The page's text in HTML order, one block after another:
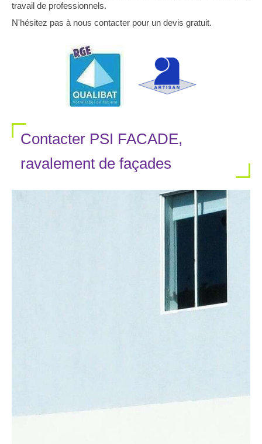
travail de professionnels.
N'hésitez pas à nous contacter pour un devis gratuit.
Contacter PSI FACADE,
ravalement de façades